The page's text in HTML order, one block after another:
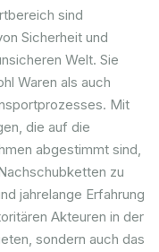
sind
Sicherheit und
Welt. Sie
Waren als auch
Mit
die auf die
abgestimmt sind,
zu
jahrelange Erfahrung
Akteuren in der
sondern auch das